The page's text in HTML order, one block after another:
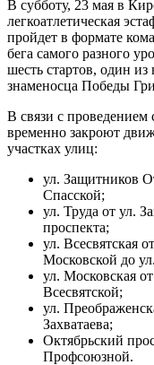
В субботу, 23 мая в
легкоатлетическая
пройдет в формате
бега самого разного
шесть стартов, один
знаменосца Победы
В связи с проведением
временно закроют
участках улиц:
ул. Защитников
Спасской;
ул. Труда от ул.
проспекта;
ул. Всесвятская
Московской до
ул. Московская
Всесвятской;
ул.
Захватаева;
Октябрьский
Профсоюзной.